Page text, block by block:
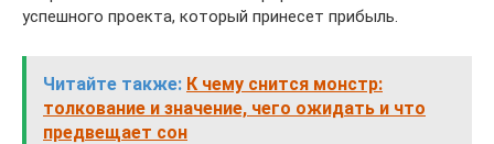
успешного проекта, который принесет прибыль.
Читайте также: К чему снится монстр:
толкование и значение, чего ожидать и что
предвещает сон